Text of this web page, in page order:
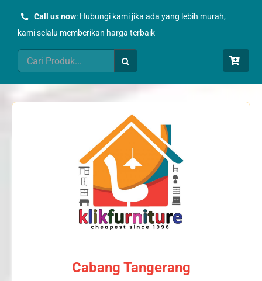
Call us now: Hubungi kami jika ada yang lebih murah,
kami selalu memberikan harga terbaik
Search
for:
Cabang Tangerang